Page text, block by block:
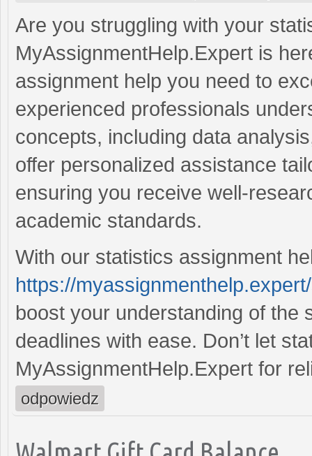
Are you struggling with your
MyAssignmentHelp.Expert is
assignment help you need to
experienced professionals
concepts, including data
offer personalized assistance
ensuring you receive well-
academic standards.
With our statistics assignment
https://
boost your understanding of the
deadlines with ease. Don’t let
MyAssignmentHelp.Expert for
odpowiedz